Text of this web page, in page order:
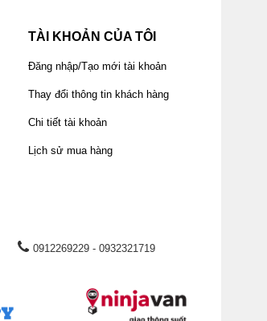
TÀI KHOẢN CỦA TÔI
Đăng nhập/Tạo mới tài khoản
Thay đổi thông tin khách hàng
Chi tiết tài khoản
Lịch sử mua hàng
0912269229 - 0932321719